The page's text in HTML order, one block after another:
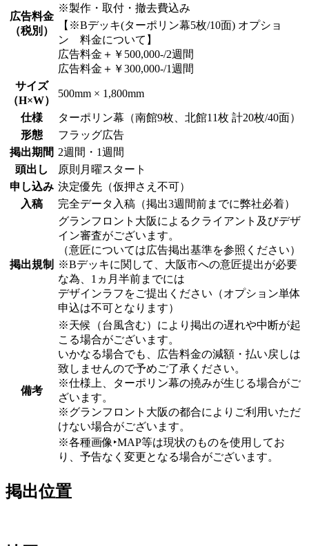
広告料金
（税別）
※製作・取付・撤去費込み
【※Bデッキ(ターポリン幕5枚/10面) オプショ
ン 料金について】
広告料金＋￥500,000-/2週間
広告料金＋￥300,000-/1週間
サイズ
（H×W）
500mm × 1,800mm
仕様
ターポリン幕（南館9枚、北館11枚 計20枚/40面）
形態
フラッグ広告
掲出期間 2週間・1週間
頭出し
原則月曜スタート
申し込み 決定優先（仮押さえ不可）
入稿
完全データ入稿（掲出3週間前までに弊社必着）
掲出規制
グランフロント大阪によるクライアント及びデザ
イン審査がございます。
（意匠については広告掲出基準を参照ください）
※Bデッキに関して、大阪市への意匠提出が必要
な為、1ヵ月半前までには
デザインラフをご提出ください（オプション単体
申込は不可となります）
備考
※天候（台風含む）により掲出の遅れや中断が起
こる場合がございます。
いかなる場合でも、広告料金の減額・払い戻しは
致しませんので予めご了承ください。
※仕様上、ターポリン幕の撓みが生じる場合がご
ざいます。
※グランフロント大阪の都合によりご利用いただ
けない場合がございます。
※各種画像‣MAP等は現状のものを使用してお
り、予告なく変更となる場合がございます。
掲出位置